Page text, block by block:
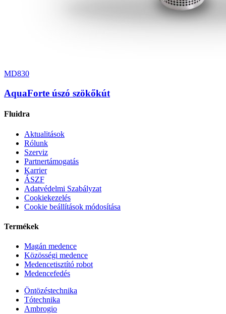
MD830
AquaForte úszó szökőkút
Fluidra
Aktualitások
Rólunk
Szerviz
Partnertámogatás
Karrier
ÁSZF
Adatvédelmi Szabályzat
Cookiekezelés
Cookie beállítások módosítása
Termékek
Magán medence
Közösségi medence
Medencetisztító robot
Medencefedés
Öntözéstechnika
Tótechnika
Ambrogio